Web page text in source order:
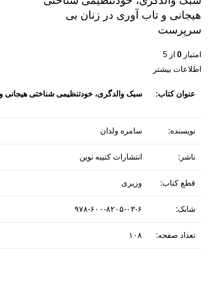
هیجانی و تاب آوری در زنان بی
سرپرست
امتیاز 0 از 5
اطلاعات بیشتر
عنوان کتاب: سبک والدگری، خودتنظیمی شناختی
نویسنده: سامره ولدان
ناشر: انتشارات کتیبه نوین
قطع کتاب: وزیری
شابک: ۹۷۸-۶۰۰-۸۲۰۵-۰۳-۶
تعداد صفحه: ۱۰۸